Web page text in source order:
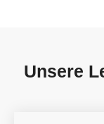
Unsere